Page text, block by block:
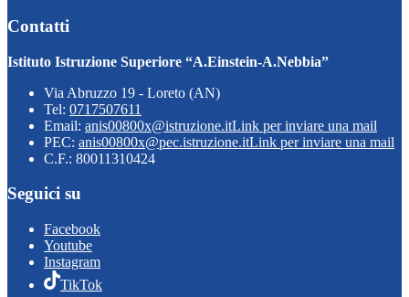
Contatti
Istituto Istruzione Superiore “A.Einstein-A.Nebbia”
Via Abruzzo 19 - Loreto (AN)
Tel: 0717507611
Email: anis00800x@istruzione.itLink per inviare una mail
PEC: anis00800x@pec.istruzione.itLink per inviare una mail
C.F.: 80011310424
Seguici su
Facebook
Youtube
Instagram
TikTok